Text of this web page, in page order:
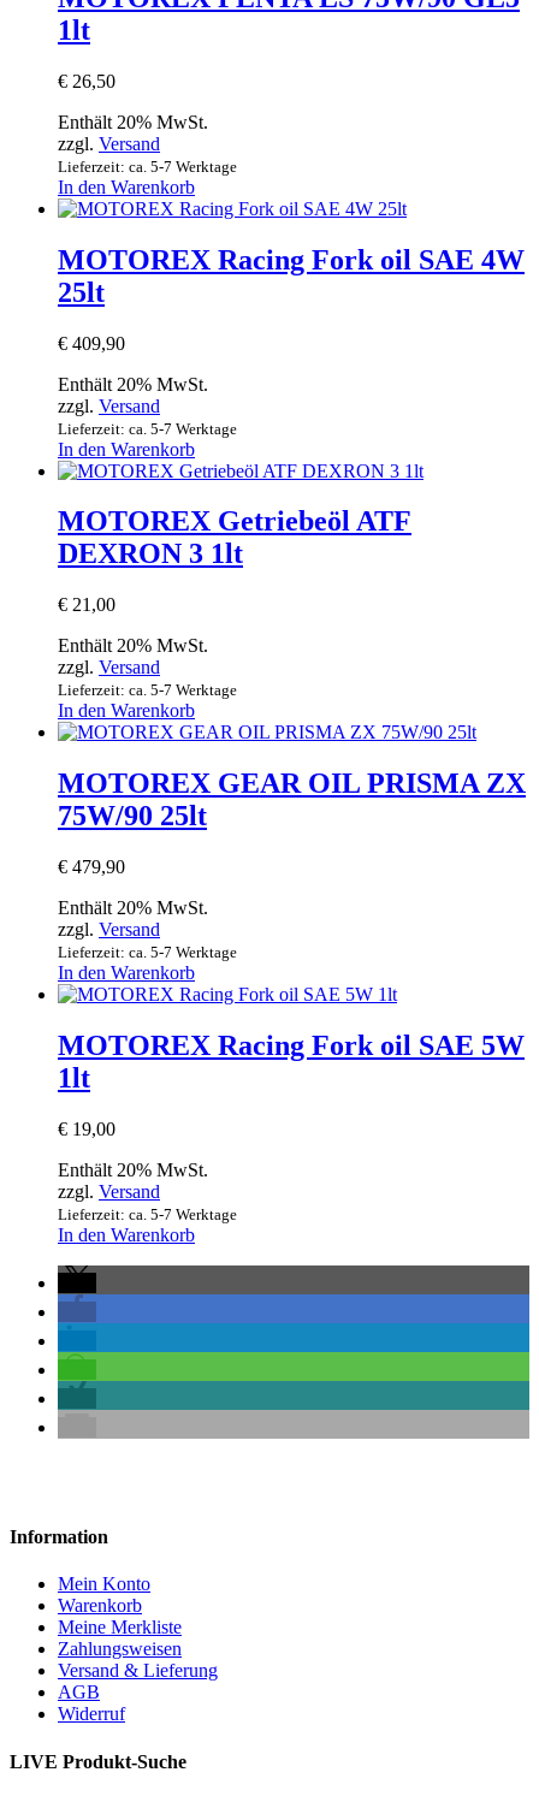
1lt
€ 26,50
Enthält 20% MwSt.
zzgl. Versand
Lieferzeit: ca. 5-7 Werktage
In den Warenkorb
MOTOREX Racing Fork oil SAE 4W
25lt
€ 409,90
Enthält 20% MwSt.
zzgl. Versand
Lieferzeit: ca. 5-7 Werktage
In den Warenkorb
MOTOREX Getriebeöl ATF
DEXRON 3 1lt
€ 21,00
Enthält 20% MwSt.
zzgl. Versand
Lieferzeit: ca. 5-7 Werktage
In den Warenkorb
MOTOREX GEAR OIL PRISMA ZX
75W/90 25lt
€ 479,90
Enthält 20% MwSt.
zzgl. Versand
Lieferzeit: ca. 5-7 Werktage
In den Warenkorb
MOTOREX Racing Fork oil SAE 5W
1lt
€ 19,00
Enthält 20% MwSt.
zzgl. Versand
Lieferzeit: ca. 5-7 Werktage
In den Warenkorb
Information
Mein Konto
Warenkorb
Meine Merkliste
Zahlungsweisen
Versand & Lieferung
AGB
Widerruf
LIVE Produkt-Suche